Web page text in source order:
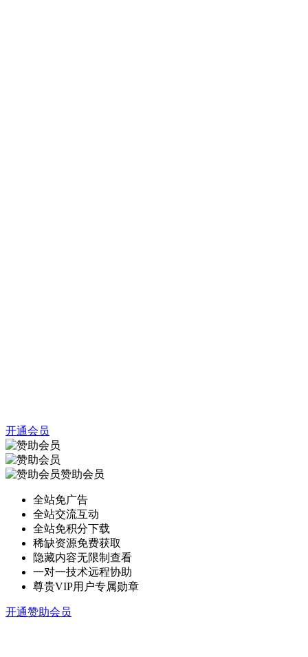
开通会员
赞助会员
全站免广告
全站交流互动
全站免积分下载
稀缺资源免费获取
隐藏内容无限制查看
一对一技术远程协助
尊贵VIP用户专属勋章
开通赞助会员